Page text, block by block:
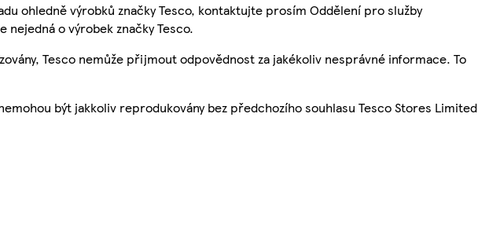
ohledně výrobků značky Tesco, kontaktujte prosím Oddělení pro služby
nejedná o výrobek značky Tesco.
Tesco nemůže přijmout odpovědnost za jakékoliv nesprávné informace. To
být jakkoliv reprodukovány bez předchozího souhlasu Tesco Stores Limited